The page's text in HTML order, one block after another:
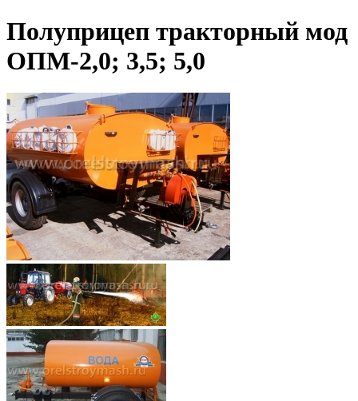
Полуприцеп тракторный мод
ОПМ-2,0; 3,5; 5,0